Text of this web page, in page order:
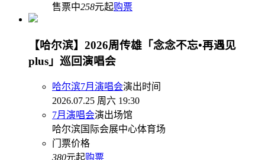
售票中258元起购票
【哈尔滨】2026周传雄「念念不忘•再遇见
plus」巡回演唱会
哈尔滨7月演唱会演出时间
2026.07.25 周六 19:30
7月演唱会演出场馆
哈尔滨国际会展中心体育场
门票价格
380元起购票